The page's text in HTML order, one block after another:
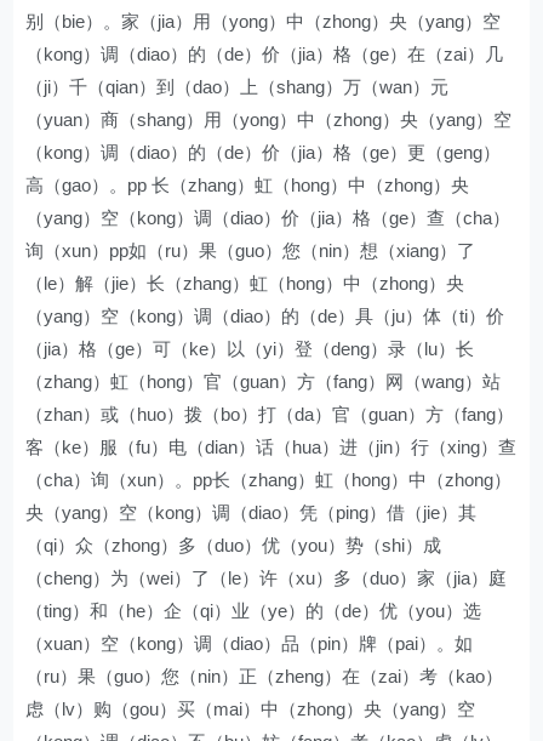
别（bie）。家（jia）用（yong）中（zhong）央（yang）空
（kong）调（diao）的（de）价（jia）格（ge）在（zai）几
（ji）千（qian）到（dao）上（shang）万（wan）元
（yuan）商（shang）用（yong）中（zhong）央（yang）空
（kong）调（diao）的（de）价（jia）格（ge）更（geng）
高（gao）。pp 长（zhang）虹（hong）中（zhong）央
（yang）空（kong）调（diao）价（jia）格（ge）查（cha）
询（xun）pp如（ru）果（guo）您（nin）想（xiang）了
（le）解（jie）长（zhang）虹（hong）中（zhong）央
（yang）空（kong）调（diao）的（de）具（ju）体（ti）价
（jia）格（ge）可（ke）以（yi）登（deng）录（lu）长
（zhang）虹（hong）官（guan）方（fang）网（wang）站
（zhan）或（huo）拨（bo）打（da）官（guan）方（fang）
客（ke）服（fu）电（dian）话（hua）进（jin）行（xing）查
（cha）询（xun）。pp长（zhang）虹（hong）中（zhong）
央（yang）空（kong）调（diao）凭（ping）借（jie）其
（qi）众（zhong）多（duo）优（you）势（shi）成
（cheng）为（wei）了（le）许（xu）多（duo）家（jia）庭
（ting）和（he）企（qi）业（ye）的（de）优（you）选
（xuan）空（kong）调（diao）品（pin）牌（pai）。如
（ru）果（guo）您（nin）正（zheng）在（zai）考（kao）
虑（lv）购（gou）买（mai）中（zhong）央（yang）空